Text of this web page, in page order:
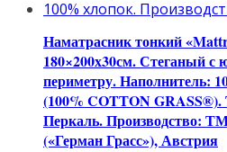
Наматрасник тонкий
180×200х30см. Стеганый с
периметру. Наполнитель:
(100% COTТON
Перкаль. Производство:
(«Герман Грасс»), Австрия